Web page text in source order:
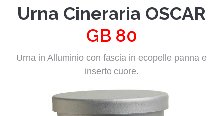
Urna Cineraria OSCAR
GB 80
Urna in Alluminio con fascia in ecopelle panna e
inserto cuore.